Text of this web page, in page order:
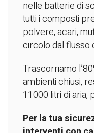
nelle batterie di
tutti i composti
polvere, acari,
circolo dal flusso
Trascorriamo
ambienti chiusi,
11000 litri di
Per la tua